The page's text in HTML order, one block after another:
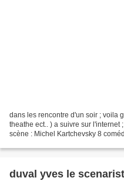
dans les rencontre d'un soir ; voila
theathe ect.. ) a suivre sur l'internet
scène : Michel Kartchevsky 8
duval yves le scenariste ;:::55 ans dans les